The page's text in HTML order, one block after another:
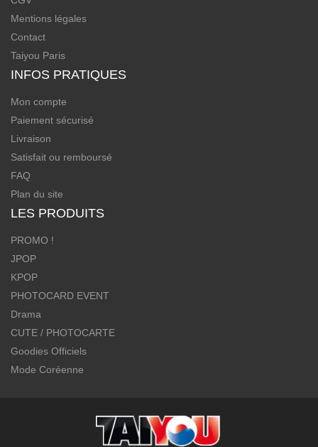
Mentions légales
Contact
Taiyou Paris
INFOS PRATIQUES
Mon compte
Paiement sécurisé
Livraison
Satisfait ou remboursé
FAQ
Plan du site
LES PRODUITS
PROMO !
JPOP
KPOP
PHOTOCARD EVENT
Drama
CUTE / PHOTOCARTE
Goodies Officiels
Mode Coréenne